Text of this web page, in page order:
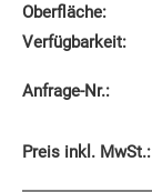
Oberfläche:
Verfügbarkeit:
Anfrage‑Nr.:
Preis inkl. MwSt.: